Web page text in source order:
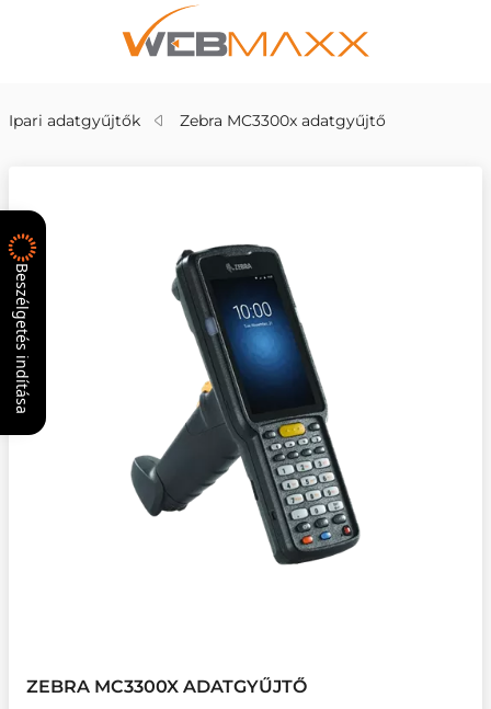
Ipari adatgyűjtők Zebra MC3300x adatgyűjtő
ZEBRA MC3300X ADATGYŰJTŐ
Beszélgetés indítása